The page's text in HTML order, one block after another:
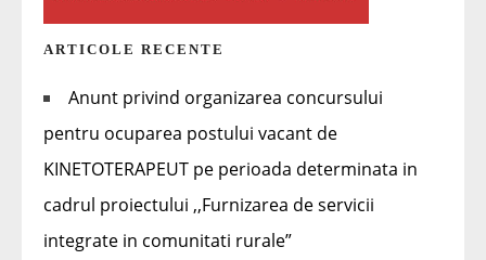
ARTICOLE RECENTE
Anunt privind organizarea concursului
pentru ocuparea postului vacant de
KINETOTERAPEUT pe perioada determinata in
cadrul proiectului ,,Furnizarea de servicii
integrate in comunitati rurale”